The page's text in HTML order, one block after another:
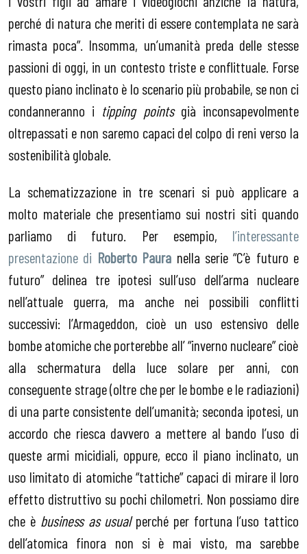
perché di natura che meriti di essere contemplata ne sarà
rimasta poca”. Insomma, un’umanità preda delle stesse
passioni di oggi, in un contesto triste e conflittuale. Forse
questo piano inclinato è lo scenario più probabile, se non ci
condanneranno i tipping pointsgià inconsapevolmente
oltrepassati e non saremo capaci del colpo di reni verso la
sostenibilità globale.
La schematizzazione in tre scenari si può applicare a
molto materiale che presentiamo sui nostri siti quando
parliamo di futuro. Per esempio, l’interessante
presentazione di Roberto Paura nella serie “C’è futuro e
futuro” delinea tre ipotesi sull’uso dell’arma nucleare
nell’attuale guerra, ma anche nei possibili conflitti
successivi: l’Armageddon, cioè un uso estensivo delle
bombe atomiche che porterebbe all’ “inverno nucleare” cioè
alla schermatura della luce solare per anni, con
conseguente strage (oltre che per le bombe e le radiazioni)
di una parte consistente dell’umanità; seconda ipotesi, un
accordo che riesca davvero a mettere al bando l’uso di
queste armi micidiali, oppure, ecco il piano inclinato, un
uso limitato di atomiche “tattiche” capaci di mirare il loro
effetto distruttivo su pochi chilometri. Non possiamo dire
che è business as usualperché per fortuna l’uso tattico
dell’atomica finora non si è mai visto, ma sarebbe